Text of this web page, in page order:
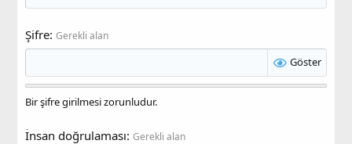
Şifre Gerekli alan
Göster
Bir şifre girilmesi zorunludur.
İnsan doğrulaması Gerekli alan